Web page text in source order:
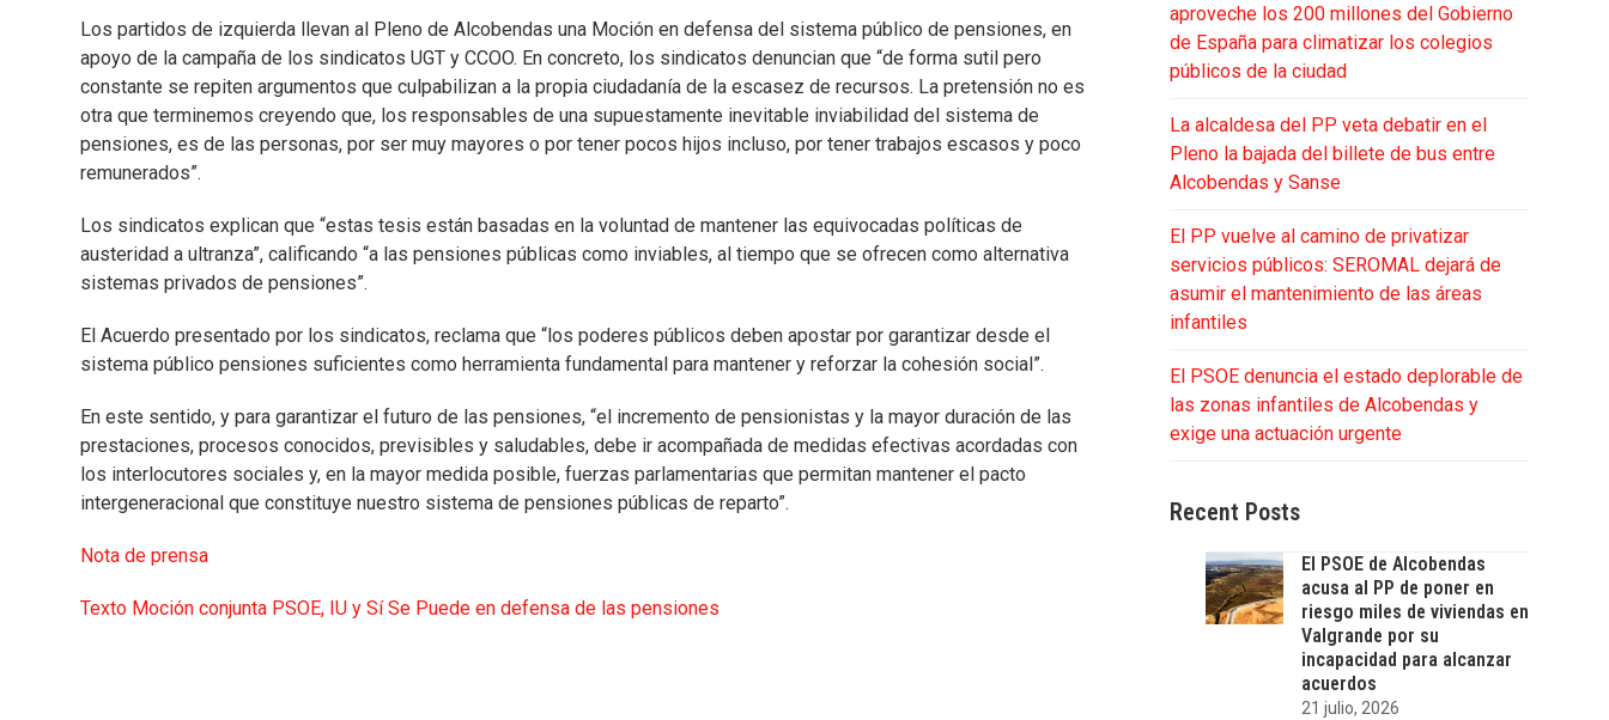
Los partidos de izquierda llevan al Pleno de Alcobendas una Moción en defensa del sistema público de pensiones, en
apoyo de la campaña de los sindicatos UGT y CCOO. En concreto, los sindicatos denuncian que “de forma sutil pero
constante se repiten argumentos que culpabilizan a la propia ciudadanía de la escasez de recursos. La pretensión no es
otra que terminemos creyendo que, los responsables de una supuestamente inevitable inviabilidad del sistema de
pensiones, es de las personas, por ser muy mayores o por tener pocos hijos incluso, por tener trabajos escasos y poco
remunerados”.
Los sindicatos explican que “estas tesis están basadas en la voluntad de mantener las equivocadas políticas de
austeridad a ultranza”, calificando “a las pensiones públicas como inviables, al tiempo que se ofrecen como alternativa
sistemas privados de pensiones”.
El Acuerdo presentado por los sindicatos, reclama que “los poderes públicos deben apostar por garantizar desde el
sistema público pensiones suficientes como herramienta fundamental para mantener y reforzar la cohesión social”.
En este sentido, y para garantizar el futuro de las pensiones, “el incremento de pensionistas y la mayor duración de las
prestaciones, procesos conocidos, previsibles y saludables, debe ir acompañada de medidas efectivas acordadas con
los interlocutores sociales y, en la mayor medida posible, fuerzas parlamentarias que permitan mantener el pacto
intergeneracional que constituye nuestro sistema de pensiones públicas de reparto”.
Nota de prensa
Texto Moción conjunta PSOE, IU y Sí Se Puede en defensa de las pensiones
aproveche los 200 millones del Gobierno
de España para climatizar los colegios
públicos de la ciudad
La alcaldesa del PP veta debatir en el
Pleno la bajada del billete de bus entre
Alcobendas y Sanse
El PP vuelve al camino de privatizar
servicios públicos: SEROMAL dejará de
asumir el mantenimiento de las áreas
infantiles
El PSOE denuncia el estado deplorable de
las zonas infantiles de Alcobendas y
exige una actuación urgente
Recent Posts
El PSOE de Alcobendas
acusa al PP de poner en
riesgo miles de viviendas en
Valgrande por su
incapacidad para alcanzar
acuerdos
21 julio, 2026